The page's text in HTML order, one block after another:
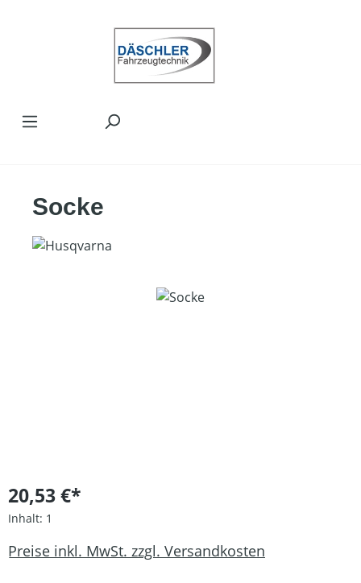
Socke
Bildergalerie überspringen
20,53 €*
Inhalt: 1
Preise inkl. MwSt. zzgl. Versandkosten